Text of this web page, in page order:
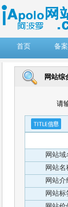
首页
备
网站综
请
网站域
网站名
网站介
网站标